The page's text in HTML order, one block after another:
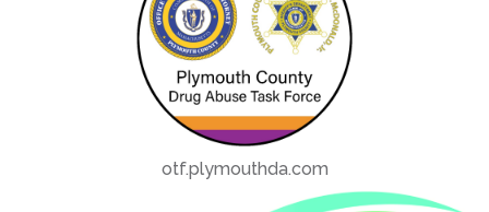
otf.plymouthda.com